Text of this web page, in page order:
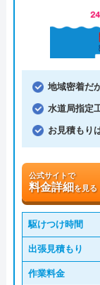
地域密着だ
水道局指定
お見積もり
公式サイトで
料金詳細を見る
駆けつけ時間
出張見積もり
作業料金